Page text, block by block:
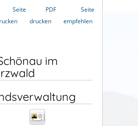
Seite
PDF
drucken
Seite
empfehlen
im